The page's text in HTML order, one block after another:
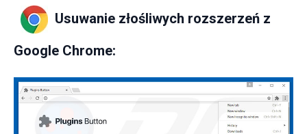
Usuwanie złośliwych rozszerzeń z
Google Chrome: